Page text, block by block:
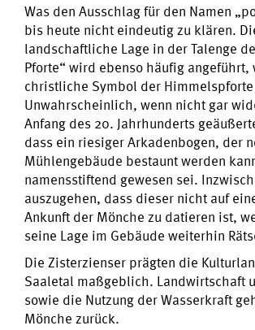
Was den Ausschlag für den Namen
bis heute nicht eindeutig zu klären.
landschaftliche Lage in der Talenge
Pforte“ wird ebenso häufig angeführt,
christliche Symbol der
Unwahrscheinlich, wenn nicht gar
Anfang des 20. Jahrhunderts
dass ein riesiger Arkadenbogen, der
Mühlengebäude bestaunt werden
namensstiftend gewesen sei.
auszugehen, dass dieser nicht auf
Ankunft der Mönche zu datieren ist,
seine Lage im Gebäude weiterhin
Die Zisterzienser prägten die
Saaletal maßgeblich. Landwirtschaft
sowie die Nutzung der Wasserkraft
Mönche zurück.